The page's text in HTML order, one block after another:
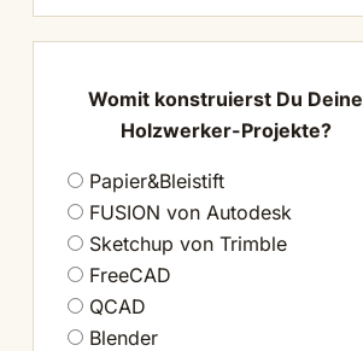
Womit konstruierst Du Deine
Holzwerker-Projekte?
Papier&Bleistift
FUSION von Autodesk
Sketchup von Trimble
FreeCAD
QCAD
Blender